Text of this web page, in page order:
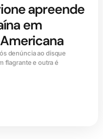
apreende
em
denúncia ao disque
flagrante e outra é